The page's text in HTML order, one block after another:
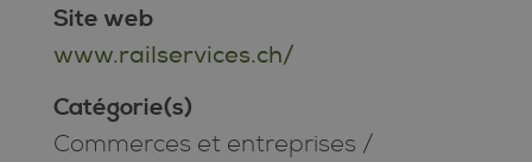
Site web
www.railservices.ch/
Catégorie(s)
Commerces et entreprises /